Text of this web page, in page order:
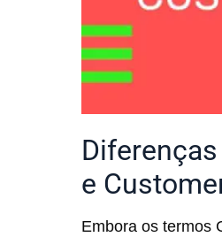
e
Embora os termos